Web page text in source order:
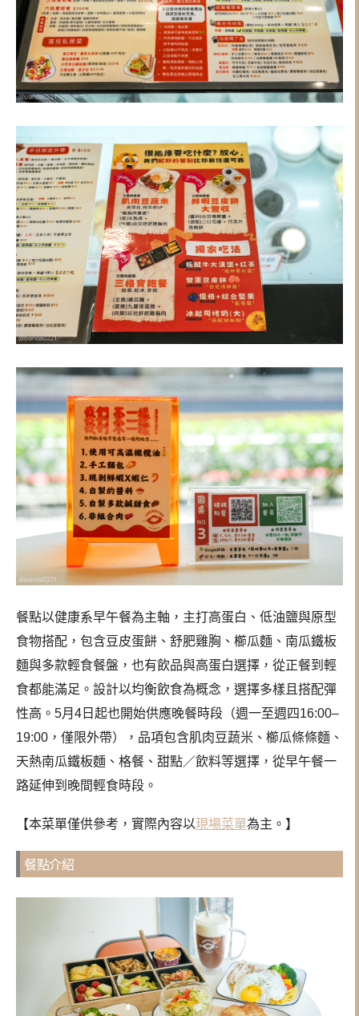
餐點以健康系早午餐為主軸，主打高蛋白、低油鹽與原型
食物搭配，包含豆皮蛋餅、舒肥雞胸、櫛瓜麵、南瓜鐵板
麵與多款輕食餐盤，也有飲品與高蛋白選擇，從正餐到輕
食都能滿足。設計以均衡飲食為概念，選擇多樣且搭配彈
性高。5月4日起也開始供應晚餐時段（週一至週四16:00–
19:00，僅限外帶），品項包含肌肉豆蔬米、櫛瓜條條麵、
天熱南瓜鐵板麵、格餐、甜點／飲料等選擇，從早午餐一
路延伸到晚間輕食時段。
【本菜單僅供參考，實際內容以現場菜單為主。】
餐點介紹